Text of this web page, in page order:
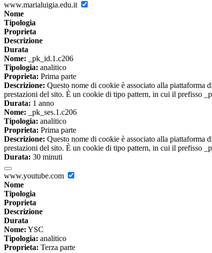
www.marialuigia.edu.it
Nome
Tipologia
Proprieta
Descrizione
Durata
Nome: _pk_id.1.c206
Tipologia: analitico
Proprieta: Prima parte
Descrizione: Questo nome di cookie è associato alla
prestazioni del sito. È un cookie di tipo pattern, in cui il prefisso
Durata: 1 anno
Nome: _pk_ses.1.c206
Tipologia: analitico
Proprieta: Prima parte
Descrizione: Questo nome di cookie è associato alla
prestazioni del sito. È un cookie di tipo pattern, in cui il prefisso
Durata: 30 minuti
www.youtube.com
Nome
Tipologia
Proprieta
Descrizione
Durata
Nome: YSC
Tipologia: analitico
Proprieta: Terza parte